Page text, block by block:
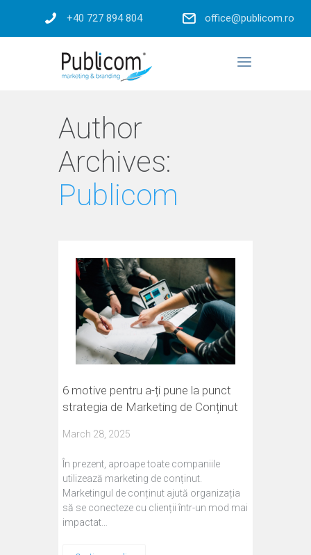
+40 727 894 804 office@publicom.ro
Author
Archives:
Publicom
6 motive pentru a-ți pune la punct
strategia de Marketing de Conținut
March 28, 2025
În prezent, aproape toate companiile
utilizează marketing de conținut.
Marketingul de conținut ajută organizația
să se conecteze cu clienții într-un mod mai
impactat…